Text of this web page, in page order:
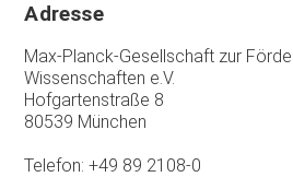
Adresse
Max-Planck-Gesellschaft zur
Wissenschaften e.V.
Hofgartenstraße 8
80539 München
Telefon: +49 89 2108-0